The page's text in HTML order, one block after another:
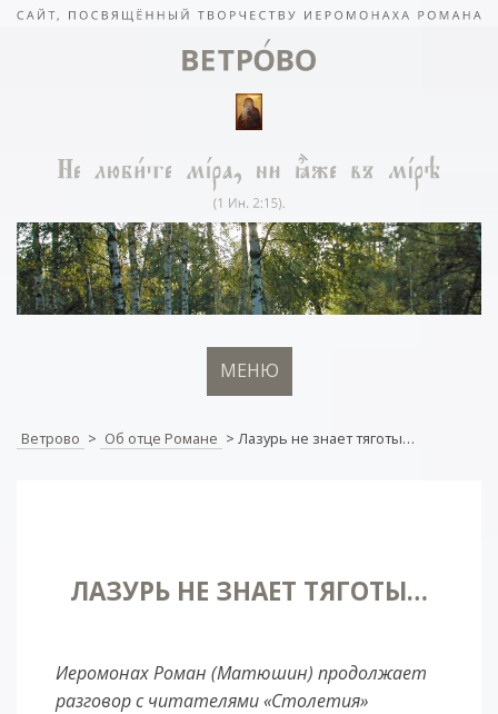
МЕНЮ
Ветрово > Об отце Романе > Лазурь не знает тяготы…
ЛАЗУРЬ НЕ ЗНАЕТ ТЯГОТЫ…
Иеромонах Роман (Матюшин) продолжает
разговор с читателями «Столетия»